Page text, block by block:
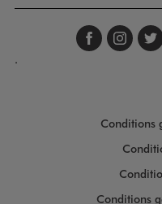
.
Conditions
Conditions